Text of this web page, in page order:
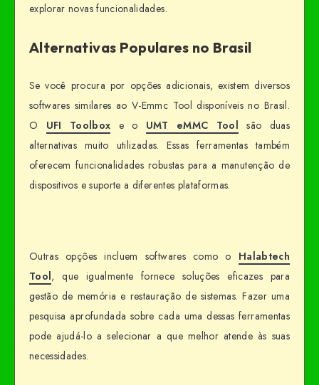
explorar novas funcionalidades.
Alternativas Populares no Brasil
Se você procura por opções adicionais, existem diversos
softwares similares ao V-Emmc Tool disponíveis no Brasil.
O UFI Toolbox e o UMT eMMC Tool são duas
alternativas muito utilizadas. Essas ferramentas também
oferecem funcionalidades robustas para a manutenção de
dispositivos e suporte a diferentes plataformas.
Outras opções incluem softwares como o Halabtech
Tool, que igualmente fornece soluções eficazes para
gestão de memória e restauração de sistemas. Fazer uma
pesquisa aprofundada sobre cada uma dessas ferramentas
pode ajudá-lo a selecionar a que melhor atende às suas
necessidades.